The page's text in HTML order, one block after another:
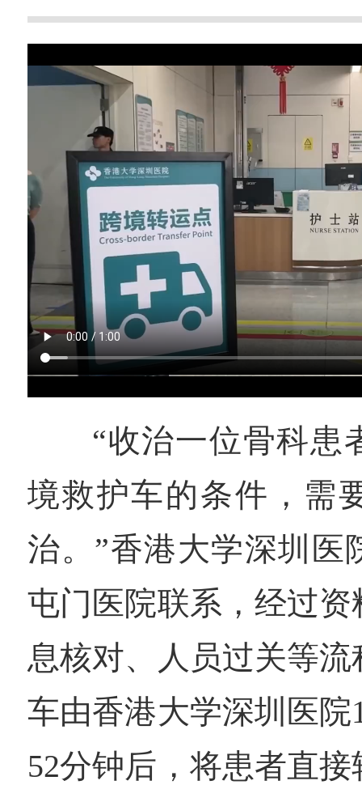
“收治一位骨科患
境救护车的条件，需
治。”香港大学深圳医
屯门医院联系，经过
息核对、人员过关等
车由香港大学深圳医院
52分钟后，将患者直